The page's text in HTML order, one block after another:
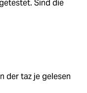
Sind die
der taz je gelesen